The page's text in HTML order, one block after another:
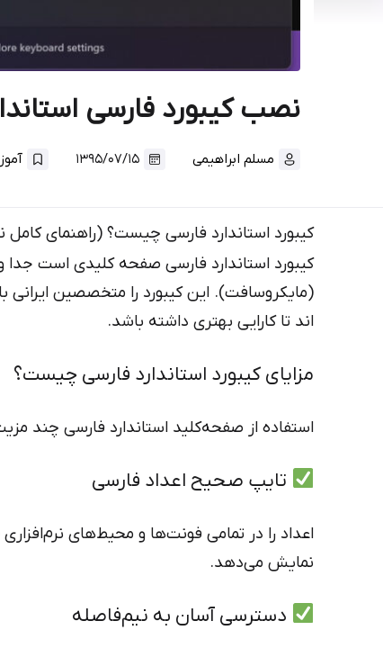
نصب کیبورد فارسی
مسلم ابراهیمی ۱۳۹۵/۰۷/۱۵
کیبورد استاندارد فارسی چیست؟ (راهنمای کامل
کیبورد استاندارد فارسی صفحه کلیدی است
(مایکروسافت). این کیبورد را متخصصین ایرانی
اند تا کارایی بهتری داشته باشد.
مزایای کیبورد استاندارد فارسی چیست؟
استفاده از صفحه‌کلید استاندارد فارسی چند
تایپ صحیح اعداد فارسی
اعداد را در تمامی فونت‌ها و محیط‌های
نمایش می‌دهد.
دسترسی آسان به نیم‌فاصله